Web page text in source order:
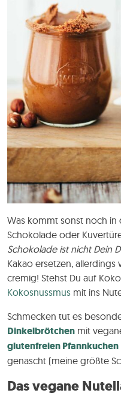
Was kommt sonst noch in
Schokolade oder
Schokolade ist nicht Dein
Kakao ersetzen,
cremig! Stehst Du auf
Kokosnussmus mit ins
Schmecken tut es
Dinkelbrötchen mit
glutenfreien Pfannkuchen
genascht (meine größte
Das vegane